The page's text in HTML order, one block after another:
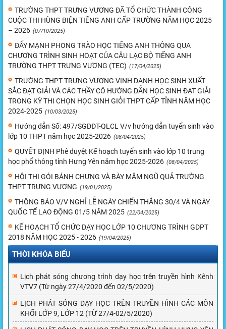
TRƯỜNG THPT TRƯNG VƯƠNG ĐÃ TỔ CHỨC THÀNH CÔNG
CUỘC THI HÙNG BIỆN TIẾNG ANH CẤP TRƯỜNG NĂM HỌC 2025
– 2026 (07/10/2025)
ĐẨY MẠNH PHONG TRÀO HỌC TIẾNG ANH THÔNG QUA
CHƯƠNG TRÌNH SINH HOẠT CỦA CÂU LẠC BỘ TIẾNG ANH
TRƯỜNG THPT TRƯNG VƯƠNG (TEC) (17/04/2025)
TRƯỜNG THPT TRƯNG VƯƠNG VINH DANH HỌC SINH XUẤT
SẮC ĐẠT GIẢI VÀ CÁC THẦY CÔ HƯỚNG DẪN HỌC SINH ĐẠT GIẢI
TRONG KỲ THI CHỌN HỌC SINH GIỎI THPT CẤP TỈNH NĂM HỌC
2024-2025 (10/03/2025)
Hướng dẫn Số: 497/SGDĐT-QLCL V/v hướng dẫn tuyển sinh vào
lớp 10 THPT năm học 2025-2026 (08/04/2025)
QUYẾT ĐỊNH Phê duyệt Kế hoạch tuyển sinh vào lớp 10 trung
học phổ thông tỉnh Hưng Yên năm học 2025-2026 (08/04/2025)
HỘI THI GÓI BÁNH CHƯNG VÀ BÀY MÂM NGŨ QUẢ TRƯỜNG
THPT TRƯNG VƯƠNG (19/01/2025)
THÔNG BÁO V/V NGHỈ LỄ NGÀY CHIẾN THẮNG 30/4 VÀ NGÀY
QUỐC TẾ LAO ĐỘNG 01/5 NĂM 2025 (22/04/2025)
KẾ HOẠCH TỔ CHỨC DẠY HỌC LỚP 10 CHƯƠNG TRÌNH GDPT
2018 NĂM HỌC 2025 - 2026 (19/04/2025)
THỜI KHÓA BIỂU
Lịch phát sóng chương trình dạy học trên truyền hình Kênh
VTV7 (Từ ngày 27/4/2020 đến 02/5/2020)
LỊCH PHÁT SÓNG DẠY HỌC TRÊN TRUYỀN HÌNH CÁC MÔN
KHỐI LỚP 9, LỚP 12 (TỪ 27/4-02/5/2020)